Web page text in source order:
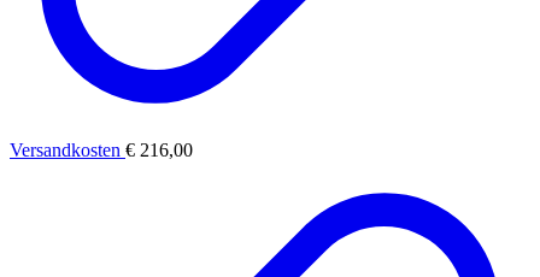
Versandkosten € 216,00